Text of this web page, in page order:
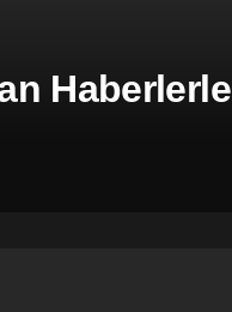
Haberlerle